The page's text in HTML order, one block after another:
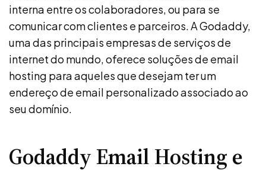
interna entre os colaboradores, ou para se
comunicar com clientes e parceiros. A Godaddy,
uma das principais empresas de serviços de
internet do mundo, oferece soluções de email
hosting para aqueles que desejam ter um
endereço de email personalizado associado ao
seu domínio.
Godaddy Email Hosting e